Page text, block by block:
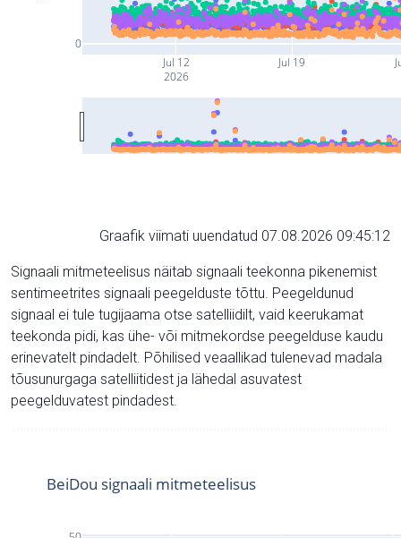
Jul 12
2026
Jul 19
0
Graafik viimati uuendatud 07.08.2026 09:45:12
Signaali mitmeteelisus näitab signaali teekonna pikenemist
sentimeetrites signaali peegelduste tõttu. Peegeldunud
signaal ei tule tugijaama otse satelliidilt, vaid keerukamat
teekonda pidi, kas ühe- või mitmekordse peegelduse kaudu
erinevatelt pindadelt. Põhilised veaallikad tulenevad madala
tõusunurgaga satelliitidest ja lähedal asuvatest
peegelduvatest pindadest.
BeiDou signaali mitmeteelisus